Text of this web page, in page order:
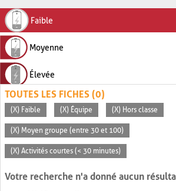
Faible
Moyenne
Élevée
TOUTES LES FICHES (0)
(X) Faible (X) Équipe (X) Hors classe
(X) Moyen groupe (entre 30 et 100)
(X) Activités courtes (< 30 minutes)
Votre recherche n'a donné aucun